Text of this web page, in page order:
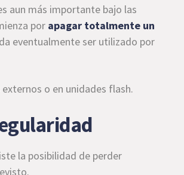
aun más importante bajo las
por apagar totalmente un
eventualmente ser utilizado por
o en unidades flash.
la posibilidad de perder